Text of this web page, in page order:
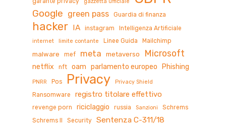
Google green pass Guardia di finanza
hacker IA instagram Intelligenza Artificiale
internet limite contante Linee Guida Mailchimp
malware mef meta metaverso Microsoft
netflix nft oam parlamento europeo Phishing
PNRR Pos Privacy Privacy Shield
Ransomware registro titolare effettivo
revenge porn riciclaggio russia Sanzioni
Schrems
Schrems II
Security Sentenza C-311/18